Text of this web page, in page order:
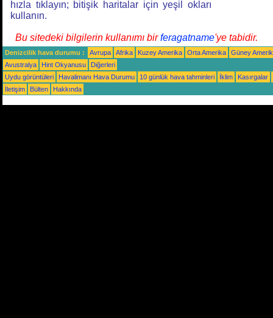
hızla tıklayın; bitişik haritalar için yeşil okları
kullanın.
Bu sitedeki bilgilerin kullanımı birferagatname'ye tabidir.
Denizcilik hava durumu : Avrupa Afrika Kuzey Amerika Orta Amerika
Güney
Avustralya
Hint Okyanusu
Diğerleri
Uydu görüntüleri
Havalimanı Hava Durumu 10 günlük hava tahminleri İklim
Kasırgalar
İletişim
Bülten Hakkında